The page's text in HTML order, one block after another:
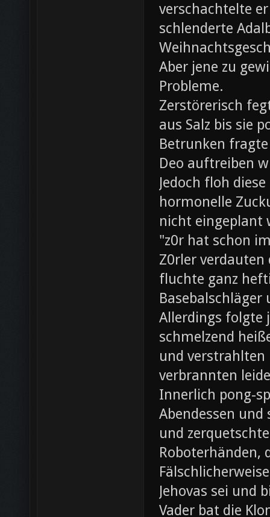
verschachtelte
schlenderte
Aber jene zu
Probleme.
Zerstörerisch
aus Salz bis sie
Betrunken
Deo auftreiben
Jedoch floh
hormonelle
nicht eingeplant
"z0r hat schon
Z0rler
fluchte ganz
Allerdings folgte
schmelzend
und verstrahlten
verbrannten
Innerlich pong-
Abendessen
und
Roboterhänden,
Jehovas sei und
Vader bat die